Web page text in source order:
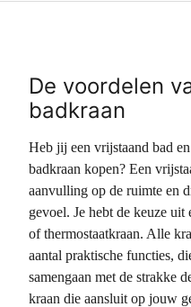
De voordelen
badkraan
Heb jij een vrijstaand bad
badkraan kopen? Een
aanvulling op de ruimte en
gevoel. Je hebt de keuze uit
of thermostaatkraan. Alle
aantal praktische functies,
samengaan met de strakke
kraan die aansluit op jouw